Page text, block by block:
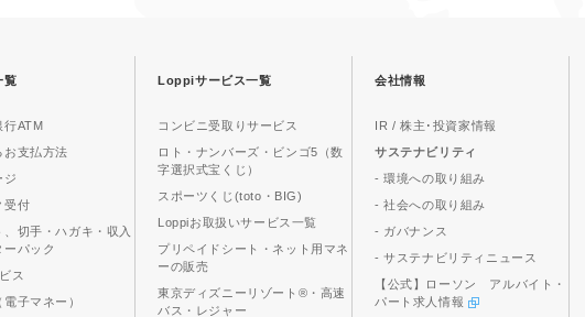
覧
行ATM
お支払方法
ジ
受付
切手・ハガキ・収入
ーパック
ス
子マネー）
Loppiサービス一覧
コンビニ受取りサービス
ロト・ナンバーズ・ビンゴ5（数
字選択式宝くじ）
スポーツくじ(toto・BIG)
Loppiお取扱いサービス一覧
プリペイドシート・ネット用マネ
ーの販売
東京ディズニーリゾート®・高速
バス・レジャー
会社情報
IR / 株主･投資家情報
サステナビリティ
- 環境への取り組み
- 社会への取り組み
- ガバナンス
- サステナビリティニュース
【公式】ローソン アルバイト・
パート求人情報